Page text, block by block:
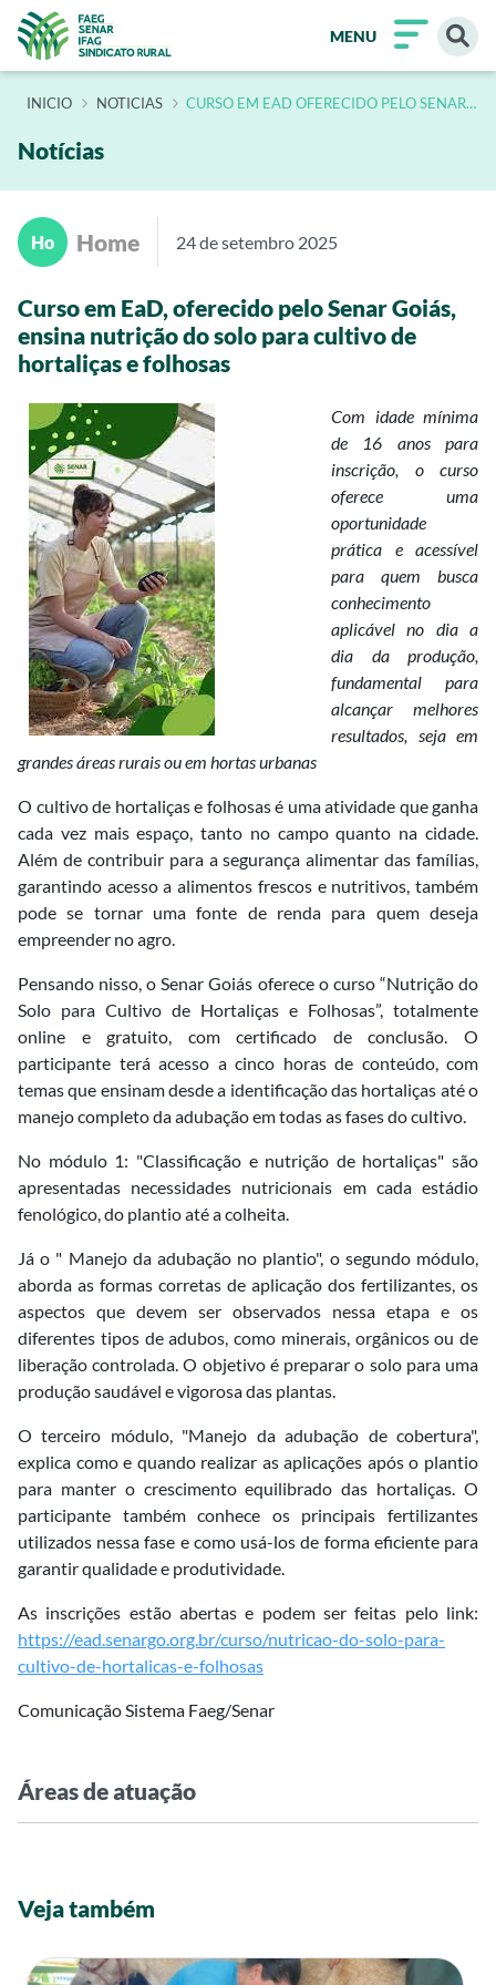
MENU
INÍCIO NOTICIAS CURSO EM EAD OFERECIDO PELO SENAR
Notícias
Ho Home 24 de setembro 2025
Curso em EaD, oferecido pelo Senar Goiás,
ensina nutrição do solo para cultivo de
hortaliças e folhosas
Com idade mínima
de 16 anos para
inscrição, o curso
oferece uma
oportunidade
prática e acessível
para quem busca
conhecimento
aplicável no dia a
dia da produção,
fundamental para
alcançar melhores
resultados, seja em
grandes áreas rurais ou em hortas urbanas
O cultivo de hortaliças e folhosas é uma atividade que ganha
cada vez mais espaço, tanto no campo quanto na cidade.
Além de contribuir para a segurança alimentar das famílias,
garantindo acesso a alimentos frescos e nutritivos, também
pode se tornar uma fonte de renda para quem deseja
empreender no agro.
Pensando nisso, o Senar Goiás oferece o curso “Nutrição do
Solo para Cultivo de Hortaliças e Folhosas”, totalmente
online e gratuito, com certificado de conclusão. O
participante terá acesso a cinco horas de conteúdo, com
temas que ensinam desde a identificação das hortaliças até o
manejo completo da adubação em todas as fases do cultivo.
No módulo 1: "Classificação e nutrição de hortaliças" são
apresentadas necessidades nutricionais em cada estádio
fenológico, do plantio até a colheita.
Já o " Manejo da adubação no plantio", o segundo módulo,
aborda as formas corretas de aplicação dos fertilizantes, os
aspectos que devem ser observados nessa etapa e os
diferentes tipos de adubos, como minerais, orgânicos ou de
liberação controlada. O objetivo é preparar o solo para uma
produção saudável e vigorosa das plantas.
O terceiro módulo, "Manejo da adubação de cobertura",
explica como e quando realizar as aplicações após o plantio
para manter o crescimento equilibrado das hortaliças. O
participante também conhece os principais fertilizantes
utilizados nessa fase e como usá-los de forma eficiente para
garantir qualidade e produtividade.
As inscrições estão abertas e podem ser feitas pelo link:
https://ead.senargo.org.br/curso/nutricao-do-solo-para-
cultivo-de-hortalicas-e-folhosas
Comunicação Sistema Faeg/Senar
Áreas de atuação
Veja também